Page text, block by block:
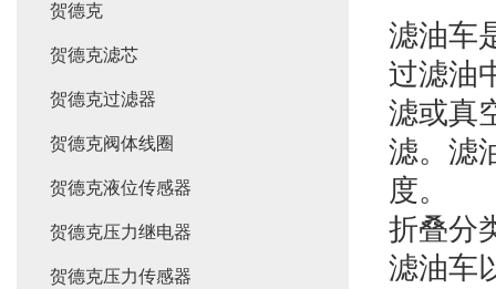
滤油车
过滤油
滤或真
滤。滤
度。
折叠分
滤油车
贺德克
贺德克滤芯
贺德克过滤器
贺德克阀体线圈
贺德克液位传感器
贺德克压力继电器
贺德克压力传感器